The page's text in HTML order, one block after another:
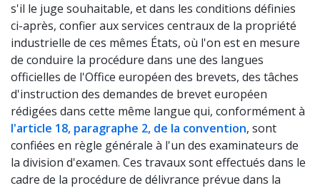
s'il le juge souhaitable, et dans les conditions définies
ci-après, confier aux services centraux de la propriété
industrielle de ces mêmes États, où l'on est en mesure
de conduire la procédure dans une des langues
officielles de l'Office européen des brevets, des tâches
d'instruction des demandes de brevet européen
rédigées dans cette même langue qui, conformément à
l'article 18, paragraphe 2, de la convention, sont
confiées en règle générale à l'un des examinateurs de
la division d'examen. Ces travaux sont effectués dans le
cadre de la procédure de délivrance prévue dans la